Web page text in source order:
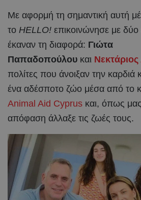
Με αφορμή τη σημαντική αυτή
το HELLO! επικοινώνησε με
έκαναν τη διαφορά: Γιώτα
Παπαδοπούλου και
πολίτες που άνοιξαν την καρδιά
ένα αδέσποτο ζώο μέσα από το
Animal Aid Cyprus και, όπως
απόφαση άλλαξε τις ζωές τους.